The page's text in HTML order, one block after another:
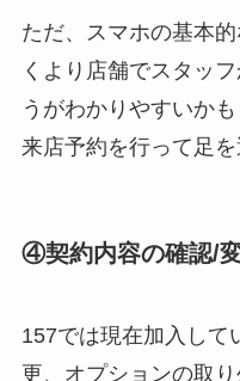
ただ、スマホの基本
くより店舗でスタッ
うがわかりやすいか
来店予約を行って足を
④契約内容の確認/
157では現在加入して
更、オプションの取